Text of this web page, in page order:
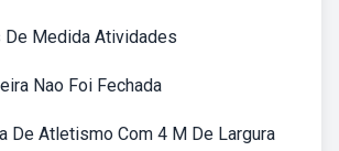
De Medida Atividades
Nao Foi Fechada
De Atletismo Com 4 M De Largura